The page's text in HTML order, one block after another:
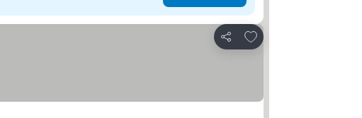
Partilhar
Adicionar aos favoritos